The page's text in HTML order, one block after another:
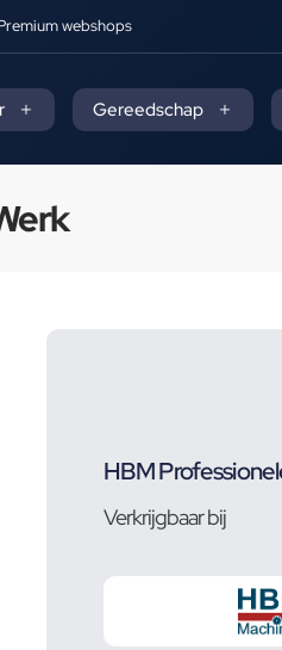
webshops
Gereedschap
HBM
Verkrijgbaar bij